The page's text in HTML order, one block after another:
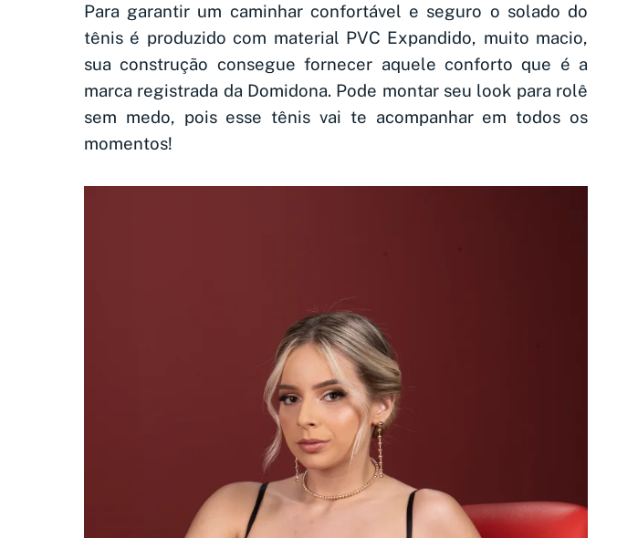
Para garantir um caminhar confortável e seguro o solado do
tênis é produzido com material PVC Expandido, muito macio,
sua construção consegue fornecer aquele conforto que é a
marca registrada da Domidona. Pode montar seu look para rolê
sem medo, pois esse tênis vai te acompanhar em todos os
momentos!